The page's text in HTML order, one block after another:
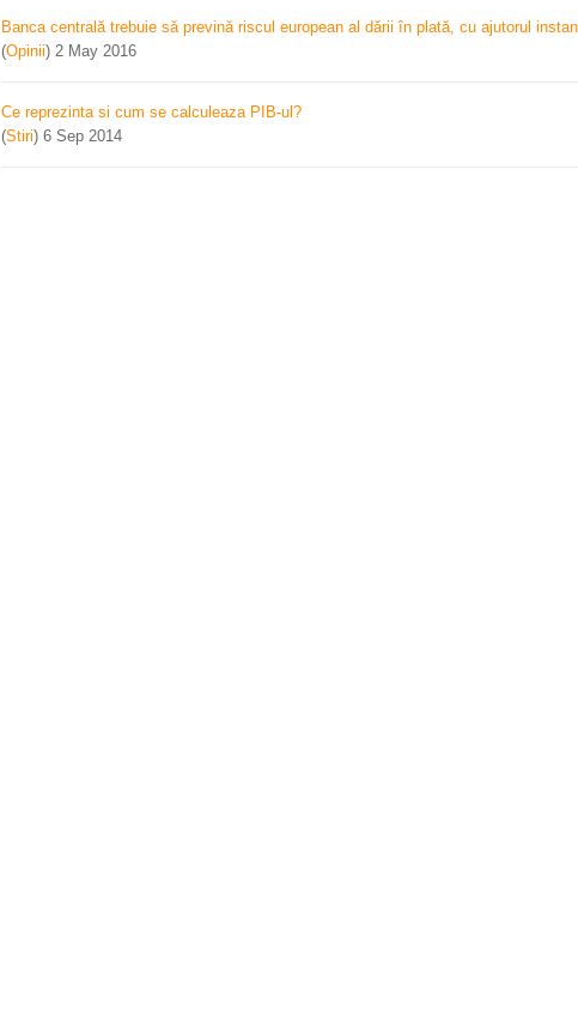
Banca centrală trebuie să prevină riscul european al dării în plată, cu ajutorul
(Opinii) 2 May 2016
Ce reprezinta si cum se calculeaza PIB-ul?
(Stiri) 6 Sep 2014